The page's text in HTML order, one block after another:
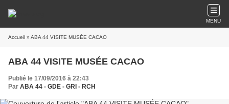
MENU
Accueil » ABA 44 VISITE MUSÉE CACAO
ABA 44 VISITE MUSÉE CACAO
Publié le 17/09/2016 à 22:43
Par ABA 44 - GDE - GRI - RCH